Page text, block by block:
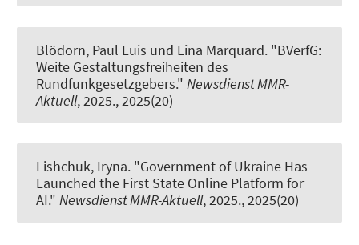
Blödorn, Paul Luis und Lina Marquard. "BVerfG:
Weite Gestaltungsfreiheiten des
Rundfunkgesetzgebers." Newsdienst MMR-
Aktuell, 2025., 2025(20)
Lishchuk, Iryna. "Government of Ukraine Has
Launched the First State Online Platform for
AI." Newsdienst MMR-Aktuell, 2025., 2025(20)